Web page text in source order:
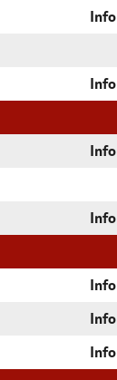
Info
Info
Info
Info
Info
Info
Info